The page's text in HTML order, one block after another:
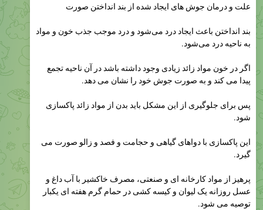
علت و درمان جوش های ایجاد شده از بند انداختن صورت
بند انداختن باعث ایجاد درد می‌شود و درد موجب جذب خون و مواد
به ناحیه درد می‌شود.
اگر در خون مواد زائد زیادی وجود داشته باشد در آن ناحیه تجمع
پیدا می کند و به صورت جوش خود را نشان می دهد.
پس برای جلوگیری از این مشکل باید بدن از مواد زائد پاکسازی
شود.
این پاکسازی با دواهای گیاهی و حجامت و فصد و زالو صورت می
گیرد.
پرهیز از مواد کارخانه ای و صنعتی، مصرف خاکشیر با آب داغ و
عسل روزانه یک لیوان و کیسه کشی در حمام گرم هفته ای یکبار
توصیه می شود.